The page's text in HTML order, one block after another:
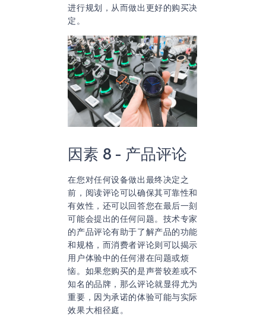
进行规划，从而做出更好的购买决
定。
因素 8 - 产品评论
在您对任何设备做出最终决定之
前，阅读评论可以确保其可靠性和
有效性，还可以回答您在最后一刻
可能会提出的任何问题。技术专家
的产品评论有助于了解产品的功能
和规格，而消费者评论则可以揭示
用户体验中的任何潜在问题或烦
恼。如果您购买的是声誉较差或不
知名的品牌，那么评论就显得尤为
重要，因为承诺的体验可能与实际
效果大相径庭。